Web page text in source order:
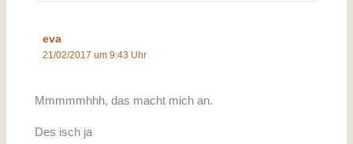
eva
21/02/2017 um 9:43 Uhr
Mmmmmhhh, das macht mich an.
Des isch ja